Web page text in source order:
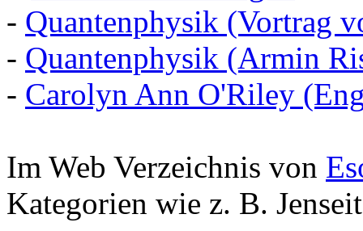
- Quantenphysik (Vortrag
- Quantenphysik (Armin
- Carolyn Ann O'Riley
Im Web Verzeichnis von
Kategorien wie z. B.